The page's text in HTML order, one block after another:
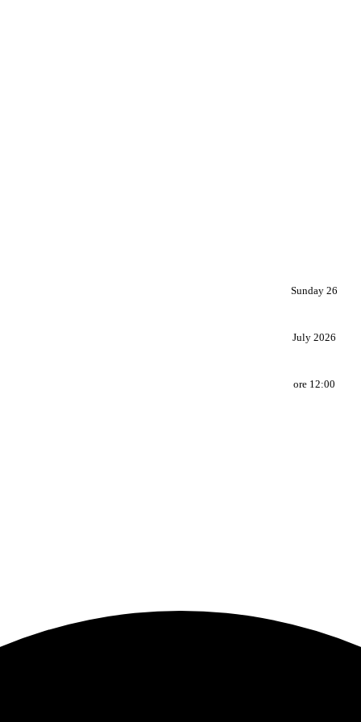
Sunday 26
July 2026
ore 12:00